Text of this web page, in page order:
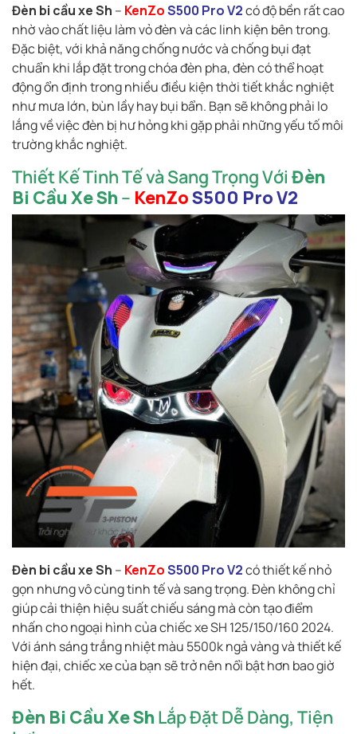
Đèn bi cầu xe Sh – KenZoS500 Pro V2có độ bền rất cao
nhờ vào chất liệu làm vỏ đèn và các linh kiện bên trong.
Đặc biệt, với khả năng chống nước và chống bụi đạt
chuẩn khi lắp đặt trong chóa đèn pha, đèn có thể hoạt
động ổn định trong nhiều điều kiện thời tiết khắc nghiệt
như mưa lớn, bùn lầy hay bụi bẩn. Bạn sẽ không phải lo
lắng về việc đèn bị hư hỏng khi gặp phải những yếu tố môi
trường khắc nghiệt.
Thiết Kế Tinh Tế và Sang Trọng Với Đèn
Bi Cầu Xe Sh – KenZoS500 Pro V2
Đèn bi cầu xe Sh – KenZoS500 Pro V2có thiết kế nhỏ
gọn nhưng vô cùng tinh tế và sang trọng. Đèn không chỉ
giúp cải thiện hiệu suất chiếu sáng mà còn tạo điểm
nhấn cho ngoại hình của chiếc xe SH 125/150/160 2024.
Với ánh sáng trắng nhiệt màu 5500k ngả vàng và thiết kế
hiện đại, chiếc xe của bạn sẽ trở nên nổi bật hơn bao giờ
hết.
Đèn Bi Cầu Xe Sh Lắp Đặt Dễ Dàng, Tiện